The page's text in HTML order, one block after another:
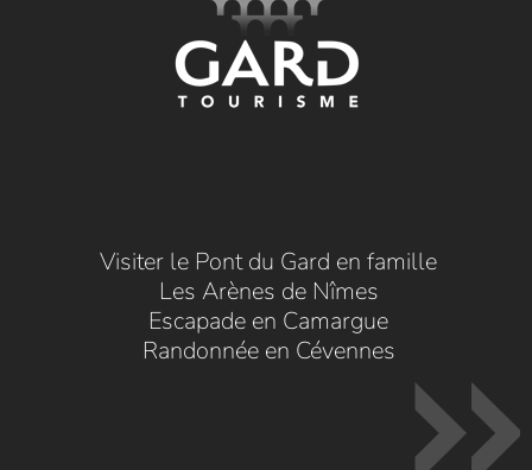
Visiter le Pont du Gard en famille
Les Arènes de Nîmes
Escapade en Camargue
Randonnée en Cévennes